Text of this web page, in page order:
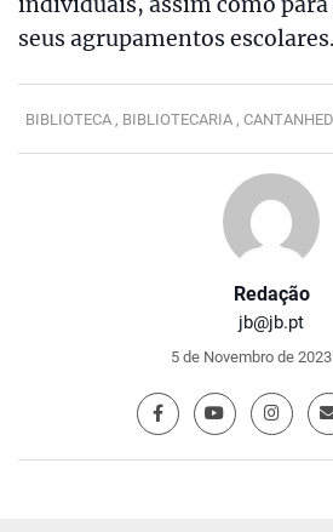
Redação
jb@jb.pt
5 de Novembro de
seus agrupamentos escolares.
BIBLIOTECA , BIBLIOTECARIA ,